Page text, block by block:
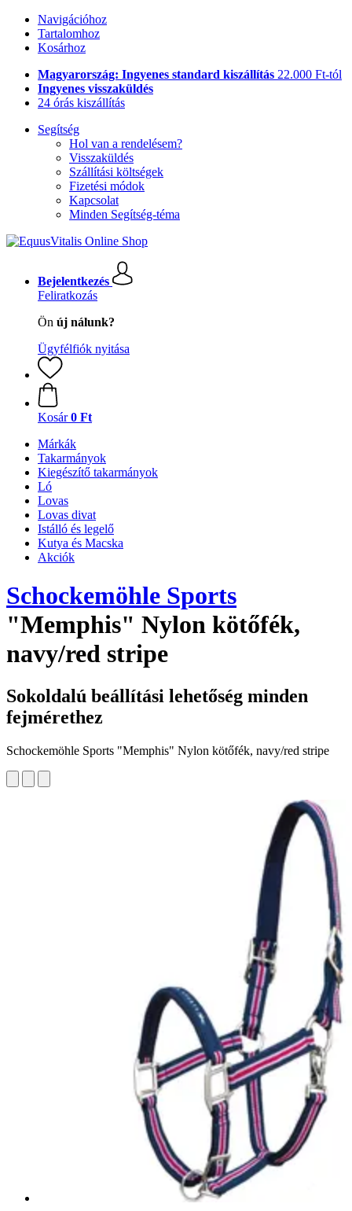
Navigációhoz
Tartalomhoz
Kosárhoz
Magyarország: Ingyenes standard kiszállítás 22.000 Ft-tól
Ingyenes visszaküldés
24 órás kiszállítás
Segítség
Hol van a rendelésem?
Visszaküldés
Szállítási költségek
Fizetési módok
Kapcsolat
Minden Segítség-téma
Bejelentkezés
Feliratkozás
Ön új nálunk?
Ügyfélfiók nyitása
Kosár 0 Ft
Márkák
Takarmányok
Kiegészítő takarmányok
Ló
Lovas
Lovas divat
Istálló és legelő
Kutya és Macska
Akciók
Schockemöhle Sports
"Memphis" Nylon kötőfék,
navy/red stripe
Sokoldalú beállítási lehetőség minden
fejmérethez
Schockemöhle Sports "Memphis" Nylon kötőfék, navy/red stripe